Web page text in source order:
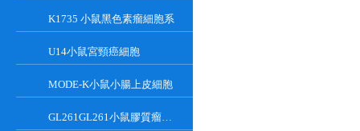
K1735 小鼠黑色素瘤細胞系
U14小鼠宮頸癌細胞
MODE-K小鼠小腸上皮細胞
GL261GL261小鼠膠質瘤細胞